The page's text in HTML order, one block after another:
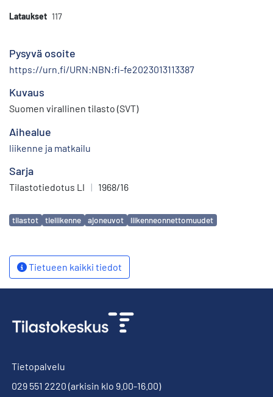
Lataukset 117
Pysyvä osoite
https://urn.fi/URN:NBN:fi-fe2023013113387
Kuvaus
Suomen virallinen tilasto (SVT)
Aihealue
liikenne ja matkailu
Sarja
Tilastotiedotus LI | 1968/16
Avainsanat
tilastot tieliikenne ajoneuvot liikenneonnettomuudet
Tietueen kaikki tiedot
Tietopalvelu
029 551 2220 (arkisin klo 9.00-16.00)